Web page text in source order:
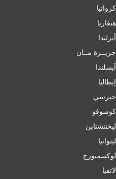
كرواتيا
هنغاريا
أيرلندا
جزيــرة مــان
آيسلندا
إﯾﻄﺎﻟﯿﺎ
جيرسي
كوسوفو
ليختنشتاين
ليتوانيا
لوكسمبورج
لاتفيا